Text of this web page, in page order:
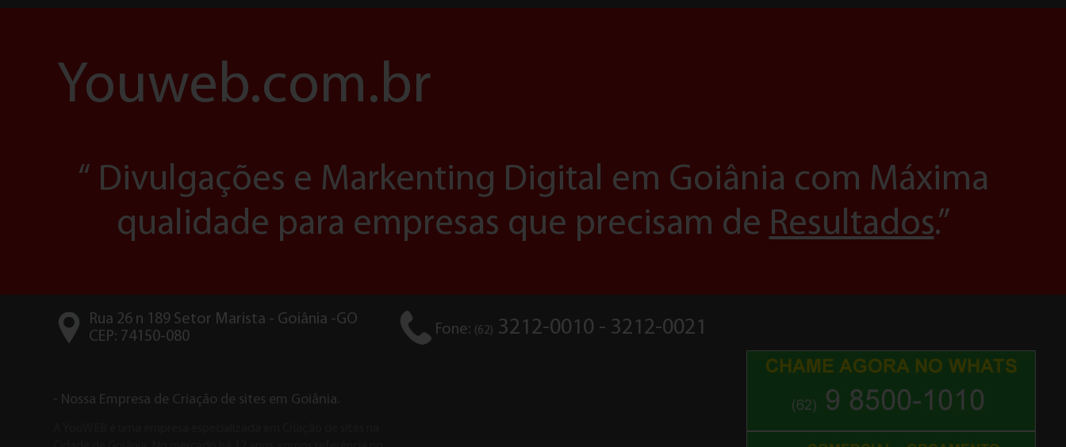
Youweb.com.br
“ Divulgações e Markenting Digital em Goiânia com Máxima
qualidade para empresas que precisam de Resultados.”
Rua 26 n 189 Setor Marista - Goiânia -GO
CEP: 74150-080
(62) 3212-0010 - 3212-0021
- Nossa Empresa de Criação de sites em Goiânia.